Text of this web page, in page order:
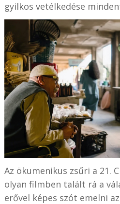
gyilkos vetélkedése
Az ökumenikus zsűri a 21.
olyan filmben talált rá a
erővel képes szót emelni